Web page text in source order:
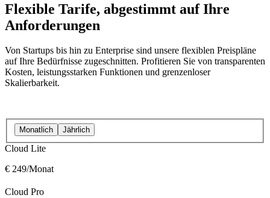
Flexible Tarife, abgestimmt auf Ihre
Anforderungen
Von Startups bis hin zu Enterprise sind unsere flexiblen Preispläne
auf Ihre Bedürfnisse zugeschnitten. Profitieren Sie von transparenten
Kosten, leistungsstarken Funktionen und grenzenloser
Skalierbarkeit.
Monatlich Jährlich
Cloud Lite
€ 249/Monat
Cloud Pro